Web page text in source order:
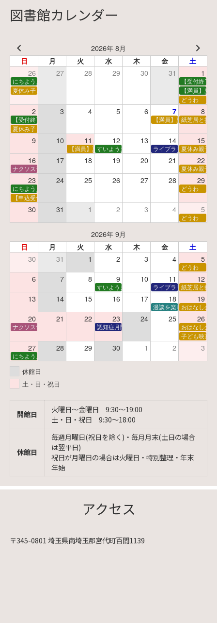
図書館カレンダー
2026年 8月
日 月 火 水 木 金 土
26 27 28 29 30 31 1
にちようえほん
【受付終了
夏休み子ども映画会
【満員】夏
どうわ
2 3 4 5 6 7 8
【受付終了】親子で挑戦！調べ学習ワークショップ 【満員】夏休み科学あ
紙芝居と折
夏休み子ども平和映画会
9 10 11 12 13 14 15
【満員】夏休みおはなし工作会
すいようえほん ライブラリーシアター
夏休み親子
16 17 18 19 20 21 22
ナクソス音楽会 第5回 NHK交響楽団創立100年 夏休み親子
23 24 25 26 27 28 29
にちようえほん
どうわ
【申込受付中】ゆうべのこわ～いおはなし会
30 31 1 2 3 4 5
どうわ
2026年 9月
日 月 火 水 木 金 土
30 31 1 2 3 4 5
どうわ
6 7 8 9 10 11 12
すいようえほん ライブラリーシアター
紙芝居と折
13 14 15 16 17 18 19
漫談を楽しむ会 ～漫談
おはなし会
20 21 22 23 24 25 26
ナクソス音楽会 第6回 宇宙を感じるクラシック認知症月間 特別映画会「調査屋マオさんの恋
おはなし会
子ども映画会
27 28 29 30 1 2 3
にちようえほん
休館日
土・日・祝日
開館日
火曜日〜金曜日 9:30〜19:00
土・日・祝日 9:30〜18:00
休館日
毎週月曜日(祝日を除く)・毎月月末(土日の場合
は翌平日)
祝日が月曜日の場合は火曜日・特別整理・年末
年始
アクセス
〒345-0801 埼玉県南埼玉郡宮代町百間1139